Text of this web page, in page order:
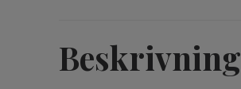
Beskrivning